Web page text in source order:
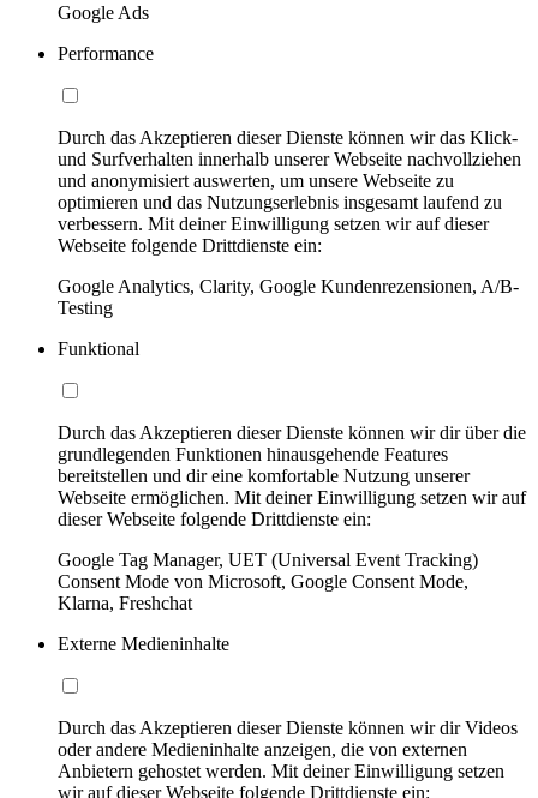
Google Ads
Performance
Durch das Akzeptieren dieser Dienste können wir das Klick-
und Surfverhalten innerhalb unserer Webseite nachvollziehen
und anonymisiert auswerten, um unsere Webseite zu
optimieren und das Nutzungserlebnis insgesamt laufend zu
verbessern. Mit deiner Einwilligung setzen wir auf dieser
Webseite folgende Drittdienste ein:
Google Analytics, Clarity, Google Kundenrezensionen, A/B-
Testing
Funktional
Durch das Akzeptieren dieser Dienste können wir dir über die
grundlegenden Funktionen hinausgehende Features
bereitstellen und dir eine komfortable Nutzung unserer
Webseite ermöglichen. Mit deiner Einwilligung setzen wir auf
dieser Webseite folgende Drittdienste ein:
Google Tag Manager, UET (Universal Event Tracking)
Consent Mode von Microsoft, Google Consent Mode,
Klarna, Freshchat
Externe Medieninhalte
Durch das Akzeptieren dieser Dienste können wir dir Videos
oder andere Medieninhalte anzeigen, die von externen
Anbietern gehostet werden. Mit deiner Einwilligung setzen
wir auf dieser Webseite folgende Drittdienste ein: